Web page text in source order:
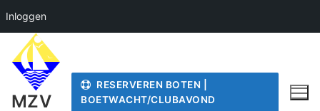
Inloggen
naar
inhoud
MZV
RESERVEREN BOTEN |
BOETWACHT/CLUBAVOND